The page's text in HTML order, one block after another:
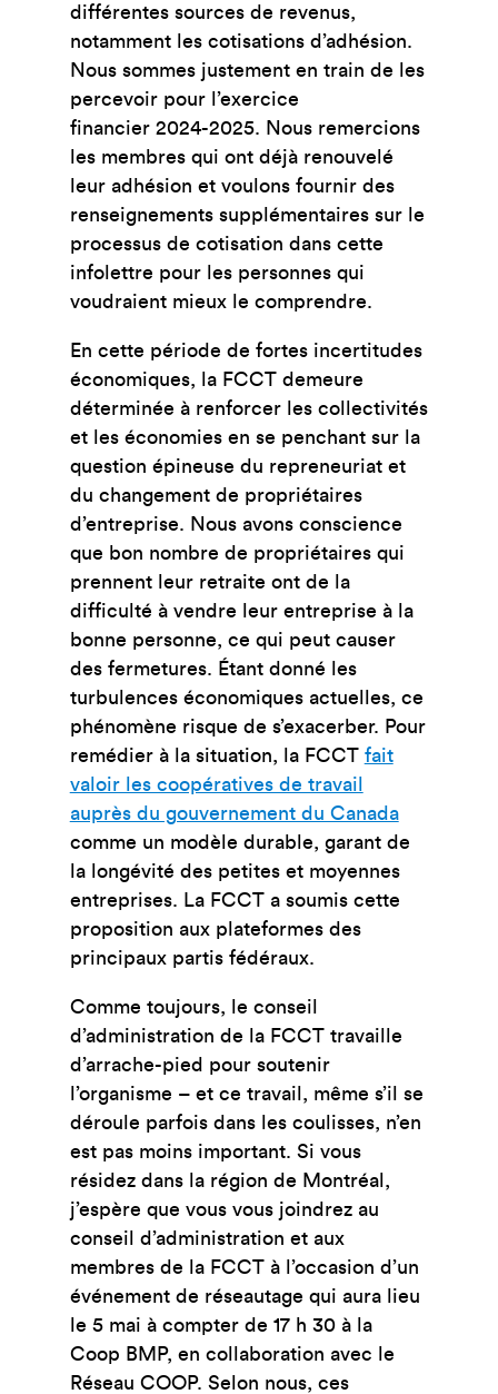
différentes sources de revenus,
notamment les cotisations d’adhésion.
Nous sommes justement en train de les
percevoir pour l’exercice
financier 2024-2025. Nous remercions
les membres qui ont déjà renouvelé
leur adhésion et voulons fournir des
renseignements supplémentaires sur le
processus de cotisation dans cette
infolettre pour les personnes qui
voudraient mieux le comprendre.
En cette période de fortes incertitudes
économiques, la FCCT demeure
déterminée à renforcer les collectivités
et les économies en se penchant sur la
question épineuse du repreneuriat et
du changement de propriétaires
d’entreprise. Nous avons conscience
que bon nombre de propriétaires qui
prennent leur retraite ont de la
difficulté à vendre leur entreprise à la
bonne personne, ce qui peut causer
des fermetures. Étant donné les
turbulences économiques actuelles, ce
phénomène risque de s’exacerber. Pour
remédier à la situation, la FCCT fait
valoir les coopératives de travail
auprès du gouvernement du Canada
comme un modèle durable, garant de
la longévité des petites et moyennes
entreprises. La FCCT a soumis cette
proposition aux plateformes des
principaux partis fédéraux.
Comme toujours, le conseil
d’administration de la FCCT travaille
d’arrache-pied pour soutenir
l’organisme – et ce travail, même s’il se
déroule parfois dans les coulisses, n’en
est pas moins important. Si vous
résidez dans la région de Montréal,
j’espère que vous vous joindrez au
conseil d’administration et aux
membres de la FCCT à l’occasion d’un
événement de réseautage qui aura lieu
le 5 mai à compter de 17 h 30 à la
Coop BMP, en collaboration avec le
Réseau COOP. Selon nous, ces